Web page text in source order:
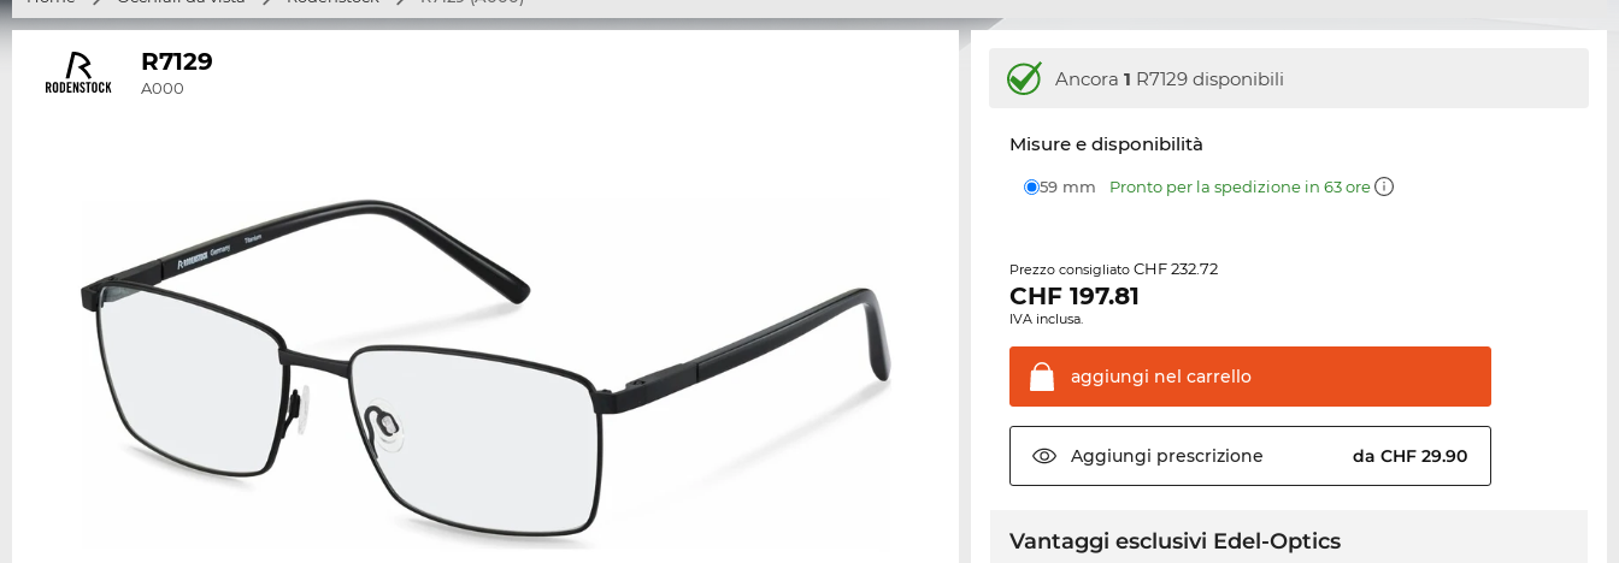
R7129
A000 Ancora1 R7129 disponibili
Misure e disponibilità
59 mm Pronto per la spedizione in 63 ore
Prezzo consigliatoCHF 232.72
CHF197.81
IVA inclusa.
aggiungi nel carrello
Aggiungi prescrizione da CHF 29.90
Vantaggi esclusivi Edel-Optics